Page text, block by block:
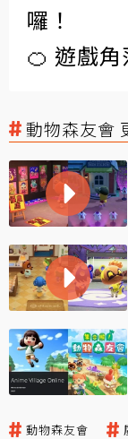
囉！
🍊 遊戲
動物森友會
動物森友會